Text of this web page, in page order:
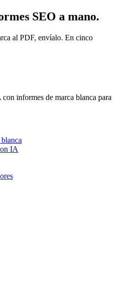
SEO a mano.
al PDF, envíalo. En cinco
informes de marca blanca para
IA